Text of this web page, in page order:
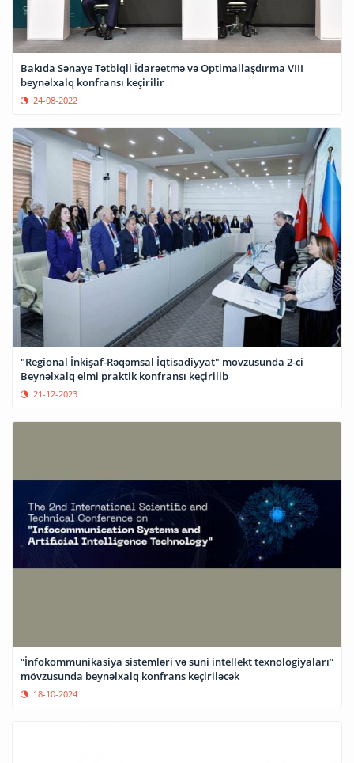
Bakıda Sənaye Tətbiqli İdarəetmə və Optimallaşdırma VIII
beynəlxalq konfransı keçirilir
24-08-2022
"Regional İnkişaf-Rəqəmsal İqtisadiyyat" mövzusunda 2-ci
Beynəlxalq elmi praktik konfransı keçirilib
21-12-2023
“İnfokommunikasiya sistemləri və süni intellekt texnologiyaları”
mövzusunda beynəlxalq konfrans keçiriləcək
18-10-2024